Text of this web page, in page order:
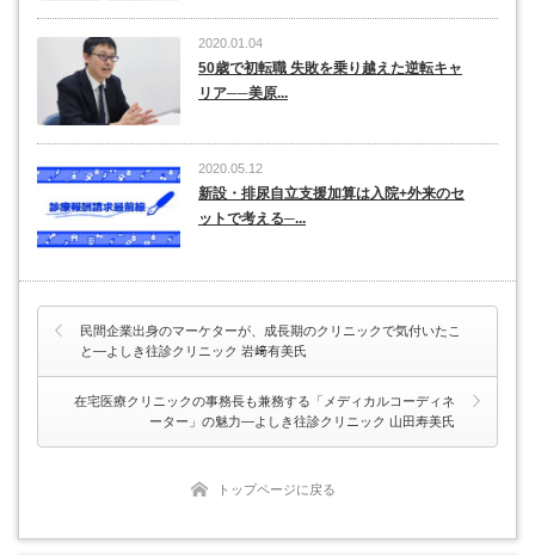
2020.01.04
50歳で初転職 失敗を乗り越えた逆転キャ
リア──美原...
2020.05.12
新設・排尿自立支援加算は入院+外来のセ
ットで考える─...
民間企業出身のマーケターが、成長期のクリニックで気付いたこ
と―よしき往診クリニック 岩﨑有美氏
在宅医療クリニックの事務長も兼務する「メディカルコーディネ
ーター」の魅力―よしき往診クリニック 山田寿美氏
トップページに戻る